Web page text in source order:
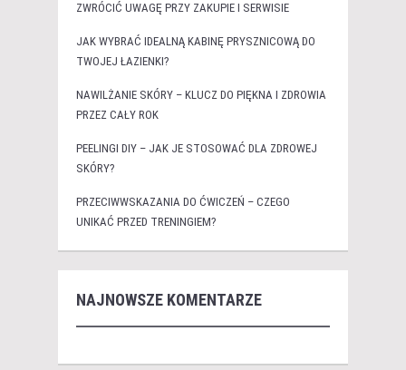
ZWRÓCIĆ UWAGĘ PRZY ZAKUPIE I SERWISIE
JAK WYBRAĆ IDEALNĄ KABINĘ PRYSZNICOWĄ DO
TWOJEJ ŁAZIENKI?
NAWILŻANIE SKÓRY – KLUCZ DO PIĘKNA I ZDROWIA
PRZEZ CAŁY ROK
PEELINGI DIY – JAK JE STOSOWAĆ DLA ZDROWEJ
SKÓRY?
PRZECIWWSKAZANIA DO ĆWICZEŃ – CZEGO
UNIKAĆ PRZED TRENINGIEM?
NAJNOWSZE KOMENTARZE